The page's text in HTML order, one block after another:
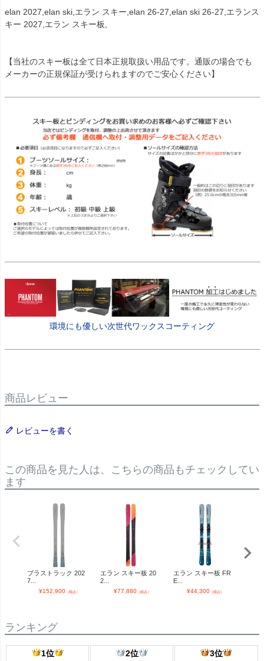
elan 2027,elan ski,エラン スキー,elan 26-27,elan ski 26-27,エランス
キー 2027,エラン スキー板,
【当社のスキー板は全て日本正規取扱い用品です。通販の場合でも
メーカーの正規保証が受けられますのでご安心ください】
環境にも優しい次世代ワックスコーティング
商品レビュー
レビューを書く
この商品を見た人は、こちらの商品もチェックしてい
ます
ブラストラック 202
7...
¥152,900（税込）
エラン スキー板 20
2...
¥77,880（税込）
エラン スキー板 FR
E...
¥44,300（税込）
ランキング
1位 2位 3位